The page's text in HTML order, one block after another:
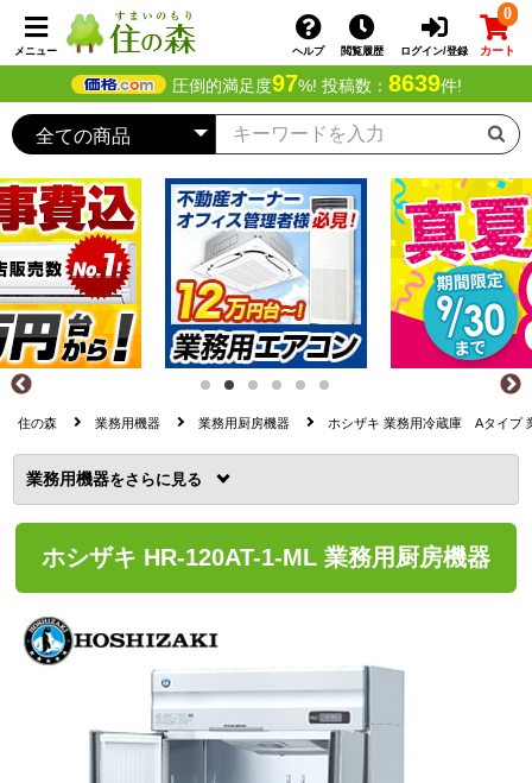
メニュー ヘルプ 閲覧履歴 ログイン/登録
0
カート
圧倒的満足度97%! 投稿数： 8639件!
住の森 業務用機器 業務用厨房機器 ホシザキ 業務用冷蔵庫 Aタイプ
業務用機器を
ホシザキ HR-120AT-1-ML 業務用厨房機器